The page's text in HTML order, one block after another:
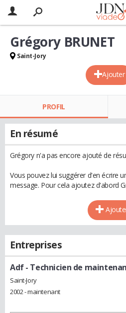
Ajouter
Grégory BRUNET
Saint-Jory
PROFIL
En résumé
Grégory n'a pas encore ajouté de
Vous pouvez lui suggérer d'en écrire
message. Pour cela ajoutez d'abord
Entreprises
Adf- Technicien de
Saint-Jory
2002 - maintenant